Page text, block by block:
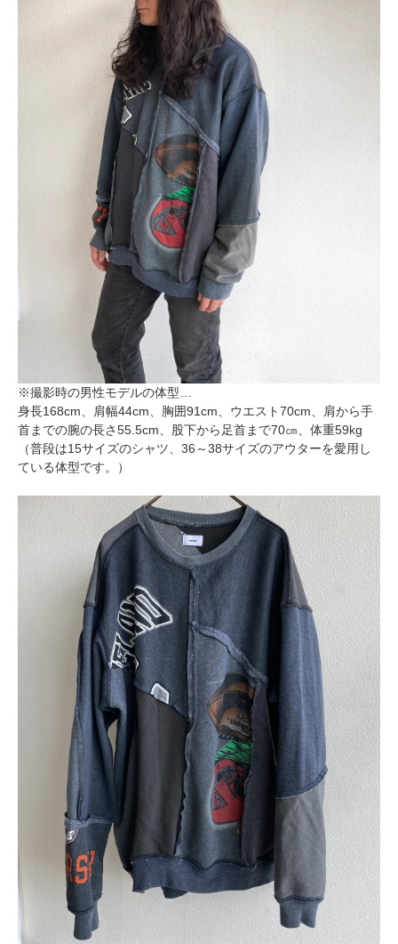
※撮影時の男性モデルの体型…
身長168cm、肩幅44cm、胸囲91cm、ウエスト70cm、肩から手
首までの腕の長さ55.5cm、股下から足首まで70㎝、体重59kg
（普段は15サイズのシャツ、36～38サイズのアウターを愛用し
ている体型です。）